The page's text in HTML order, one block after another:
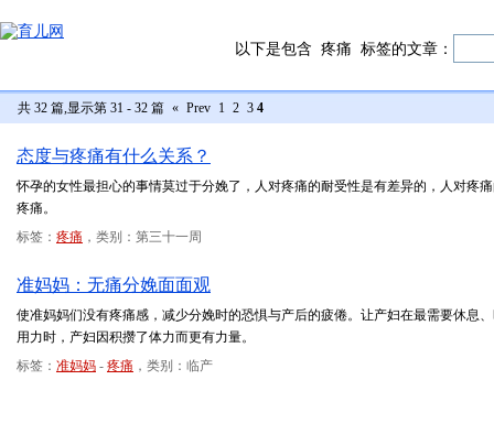
以下是包含 疼痛 标签的文章：
共 32 篇,显示第 31 - 32 篇 « Prev 1 2 3 4
态度与疼痛有什么关系？
怀孕的女性最担心的事情莫过于分娩了，人对疼痛的耐受性是有差异的，人对疼
疼痛。
标签： 疼痛 ，类别：第三十一周
准妈妈：无痛分娩面面观
使准妈妈们没有疼痛感，减少分娩时的恐惧与产后的疲倦。让产妇在最需要休息
用力时，产妇因积攒了体力而更有力量。
标签： 准妈妈 - 疼痛 ，类别：临产